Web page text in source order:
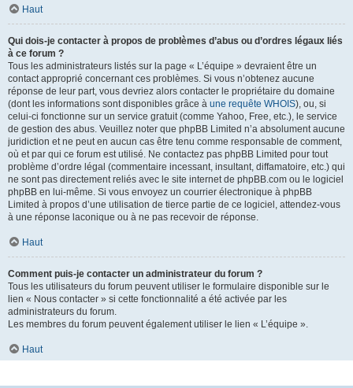
Haut
Qui dois-je contacter à propos de problèmes d’abus ou d’ordres légaux liés
à ce forum ?
Tous les administrateurs listés sur la page « L’équipe » devraient être un
contact approprié concernant ces problèmes. Si vous n’obtenez aucune
réponse de leur part, vous devriez alors contacter le propriétaire du domaine
(dont les informations sont disponibles grâce à une requête WHOIS), ou, si
celui-ci fonctionne sur un service gratuit (comme Yahoo, Free, etc.), le service
de gestion des abus. Veuillez noter que phpBB Limited n’a absolument aucune
juridiction et ne peut en aucun cas être tenu comme responsable de comment,
où et par qui ce forum est utilisé. Ne contactez pas phpBB Limited pour tout
problème d’ordre légal (commentaire incessant, insultant, diffamatoire, etc.) qui
ne sont pas directement reliés avec le site internet de phpBB.com ou le logiciel
phpBB en lui-même. Si vous envoyez un courrier électronique à phpBB
Limited à propos d’une utilisation de tierce partie de ce logiciel, attendez-vous
à une réponse laconique ou à ne pas recevoir de réponse.
Haut
Comment puis-je contacter un administrateur du forum ?
Tous les utilisateurs du forum peuvent utiliser le formulaire disponible sur le
lien « Nous contacter » si cette fonctionnalité a été activée par les
administrateurs du forum.
Les membres du forum peuvent également utiliser le lien « L’équipe ».
Haut